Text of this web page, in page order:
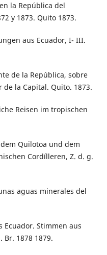
la República del
y 1873. Quito 1873.
aus Ecuador, I- III.
de la República, sobre
la Capital. Quito. 1873.
Reisen im tropischen
Quilotoa und dem
Cordílleren, Z. d. g.
aguas minerales del
Ecuador. Stimmen aus
Br. 1878 1879.